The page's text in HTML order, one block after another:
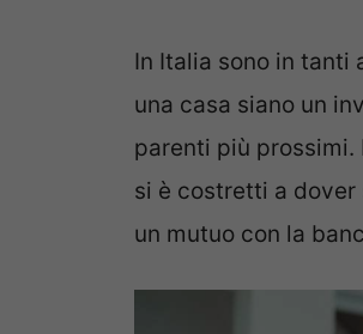
In Italia sono in tanti
una casa siano un
parenti più prossimi.
si è costretti a
un mutuo con la